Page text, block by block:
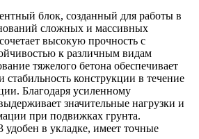
блок, созданный для работы в
сложных и массивных
высокую прочность с
к различным видам
тяжелого бетона обеспечивает
конструкции в течение
Благодаря усиленному
значительные нагрузки и
при подвижках грунта.
в укладке, имеет точные